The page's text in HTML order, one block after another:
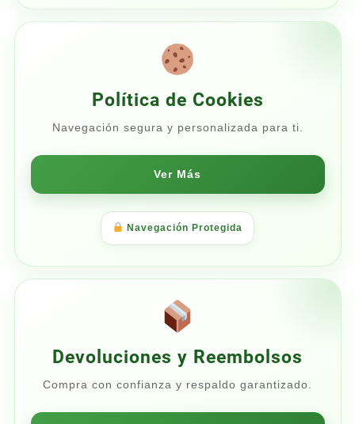
Política de Cookies
Navegación segura y personalizada para ti.
Ver Más
Navegación Protegida
Devoluciones y Reembolsos
Compra con confianza y respaldo garantizado.